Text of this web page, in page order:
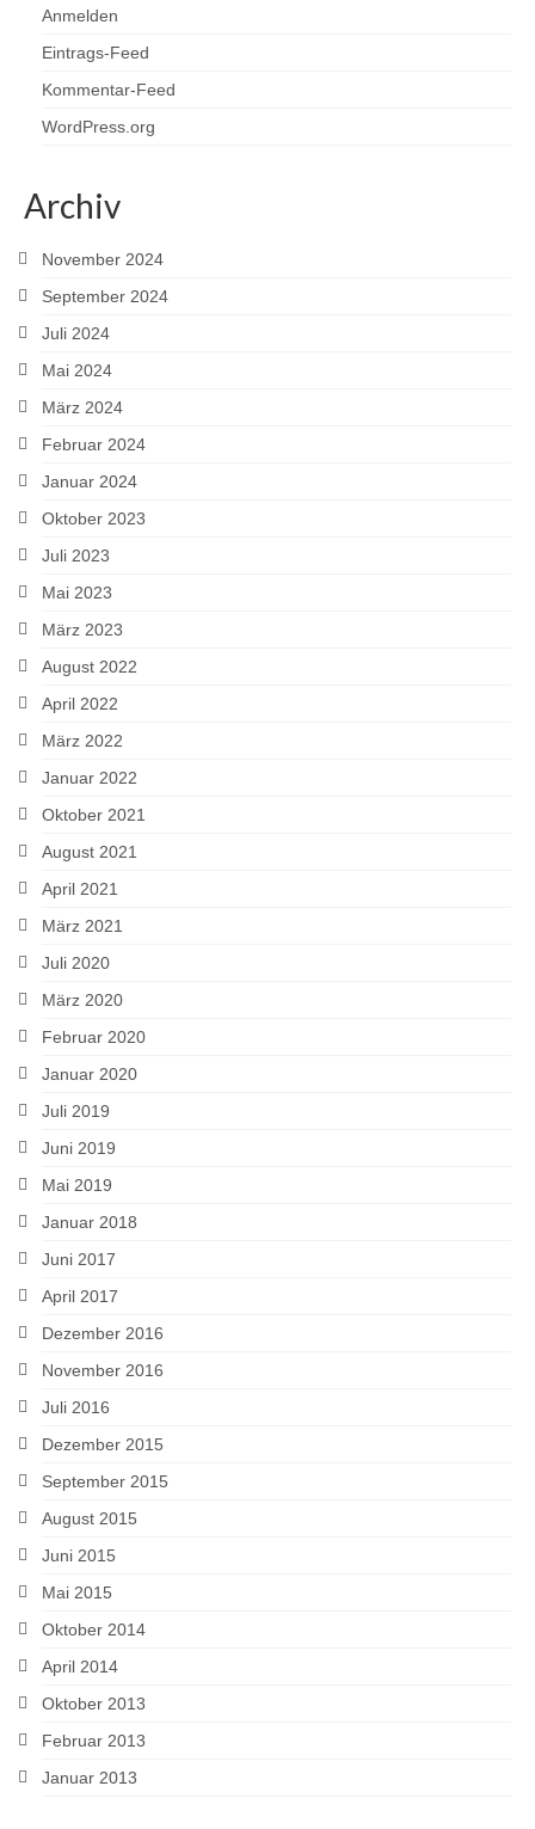
Anmelden
Eintrags-Feed
Kommentar-Feed
WordPress.org
Archiv
November 2024
September 2024
Juli 2024
Mai 2024
März 2024
Februar 2024
Januar 2024
Oktober 2023
Juli 2023
Mai 2023
März 2023
August 2022
April 2022
März 2022
Januar 2022
Oktober 2021
August 2021
April 2021
März 2021
Juli 2020
März 2020
Februar 2020
Januar 2020
Juli 2019
Juni 2019
Mai 2019
Januar 2018
Juni 2017
April 2017
Dezember 2016
November 2016
Juli 2016
Dezember 2015
September 2015
August 2015
Juni 2015
Mai 2015
Oktober 2014
April 2014
Oktober 2013
Februar 2013
Januar 2013